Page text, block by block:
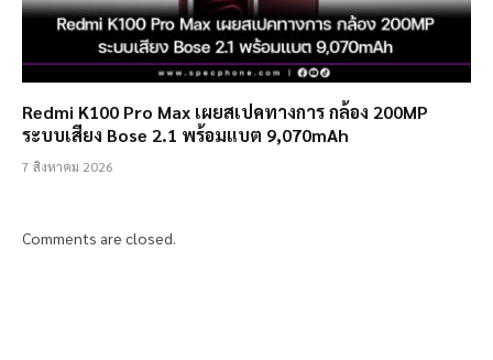
Redmi K100 Pro Max เผยสเปคทางการ กล้อง 200MP
ระบบเสียง Bose 2.1 พร้อมแบต 9,070mAh
7 สิงหาคม 2026
Comments are closed.